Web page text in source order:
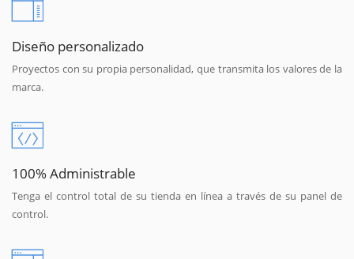
Diseño personalizado
Proyectos con su propia personalidad, que transmita los valores de la
marca.
100% Administrable
Tenga el control total de su tienda en línea a través de su panel de
control.